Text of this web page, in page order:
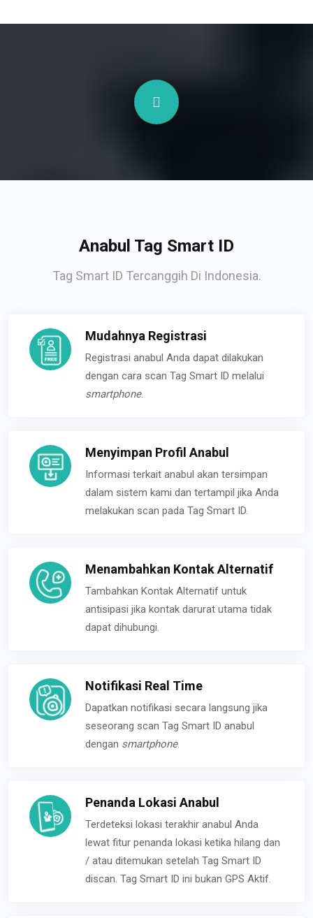
Anabul Tag Smart ID
Tag Smart ID Tercanggih Di Indonesia.
Mudahnya Registrasi
Registrasi anabul Anda dapat dilakukan
dengan cara scan Tag Smart ID melalui
smartphone.
Menyimpan Profil Anabul
Informasi terkait anabul akan tersimpan
dalam sistem kami dan tertampil jika Anda
melakukan scan pada Tag Smart ID.
Menambahkan Kontak Alternatif
Tambahkan Kontak Alternatif untuk
antisipasi jika kontak darurat utama tidak
dapat dihubungi.
Notifikasi Real Time
Dapatkan notifikasi secara langsung jika
seseorang scan Tag Smart ID anabul
dengan smartphone.
Penanda Lokasi Anabul
Terdeteksi lokasi terakhir anabul Anda
lewat fitur penanda lokasi ketika hilang dan
/ atau ditemukan setelah Tag Smart ID
discan. Tag Smart ID ini bukan GPS Aktif.